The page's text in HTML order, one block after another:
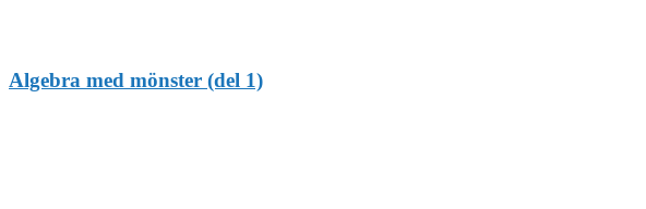
Algebra med mönster (del 1)